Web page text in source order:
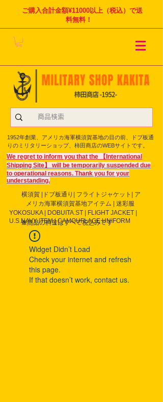
ご購入合計金額¥11000以上（税込）で送
料無料！
1952年創業、アメリカ海軍横須賀基地の目の前、ドブ板通
りのミリタリーショップ、柿田商店のWEBサイトです。
We regret to inform you that the 【International
Shipping Site】 will be temporarily suspended due
to operational reasons. Thank you for your
understanding.
横須賀 |ドブ板通り| フライト ジャケット| ア
メリカ海軍横須賀基地アイテム | 迷彩服
YOKOSUKA | DOBUITA.ST | FLIGHT JACKET |
U.S.NAVY ITEM | CAMOUFLAGE UNIFORM
※商品の料金はすべて税込みです
Widget Didn’t Load
Check your internet and refresh
this page.
If that doesn’t work, contact us.